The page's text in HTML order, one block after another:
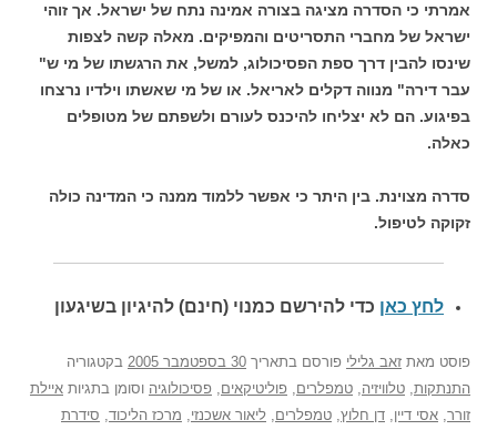
אמרתי כי הסדרה מציגה בצורה אמינה נתח של ישראל. אך זוהי
ישראל של מחברי התסריטים והמפיקים. מאלה קשה לצפות
שינסו להבין דרך ספת הפסיכולוג, למשל, את הרגשתו של מי ש"
עבר דירה" מנווה דקלים לאריאל. או של מי שאשתו וילדיו נרצחו
בפיגוע. הם לא יצליחו להיכנס לעורם ולשפתם של מטופלים
כאלה.
סדרה מצוינת. בין היתר כי אפשר ללמוד ממנה כי המדינה כולה
זקוקה לטיפול.
לחץ כאן כדי להירשם כמנוי (חינם) להיגיון בשיגעון
פוסט מאת זאב גלילי פורסם בתאריך 30 בספטמבר 2005
בקטגוריה
התנתקות, טלוויזיה, טמפלרים, פוליטיקאים, פסיכולוגיה וסומן בתגיות איילת
זורר, אסי דיין, דן חלוץ, טמפלרים, ליאור אשכנזי, מרכז הליכוד, סידרת